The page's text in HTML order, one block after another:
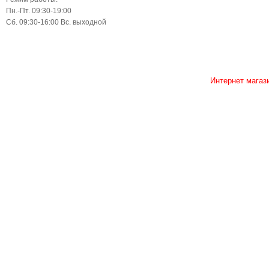
Пн.-Пт. 09:30-19:00
Сб. 09:30-16:00 Вс. выходной
Интернет